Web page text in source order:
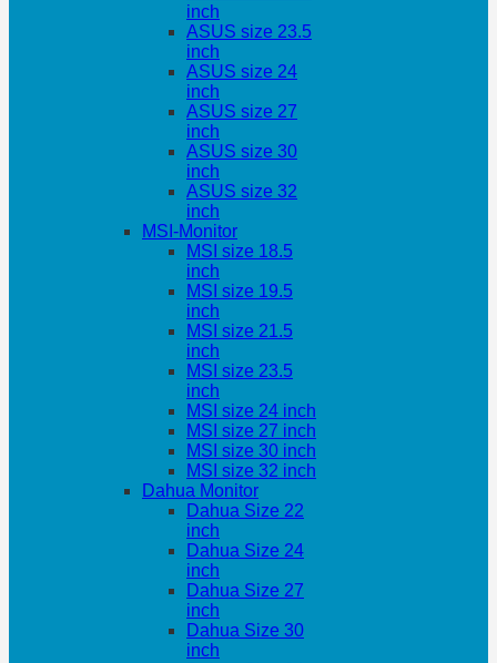
inch
ASUS size 23.5
inch
ASUS size 24
inch
ASUS size 27
inch
ASUS size 30
inch
ASUS size 32
inch
MSI-Monitor
MSI size 18.5
inch
MSI size 19.5
inch
MSI size 21.5
inch
MSI size 23.5
inch
MSI size 24 inch
MSI size 27 inch
MSI size 30 inch
MSI size 32 inch
Dahua Monitor
Dahua Size 22
inch
Dahua Size 24
inch
Dahua Size 27
inch
Dahua Size 30
inch